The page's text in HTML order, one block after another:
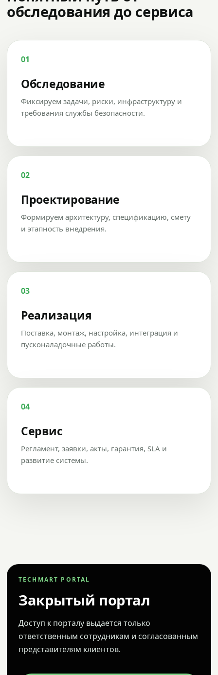
обследования до сервиса
01
Обследование
Фиксируем задачи, риски, инфраструктуру и
требования службы безопасности.
02
Проектирование
Формируем архитектуру, спецификацию, смету
и этапность внедрения.
03
Реализация
Поставка, монтаж, настройка, интеграция и
пусконаладочные работы.
04
Сервис
Регламент, заявки, акты, гарантия, SLA и
развитие системы.
TECHMART PORTAL
Закрытый портал
Доступ к порталу выдается только
ответственным сотрудникам и согласованным
представителям клиентов.